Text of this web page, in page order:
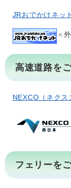
JRおでかけネット
＜
高速道路を
NEXCO（ネクス
フェリーを